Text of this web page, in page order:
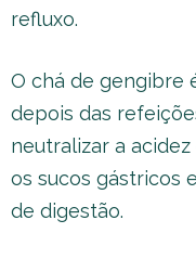
refluxo.
O chá de gengibre
depois das
neutralizar a
os sucos gástricos
de digestão.